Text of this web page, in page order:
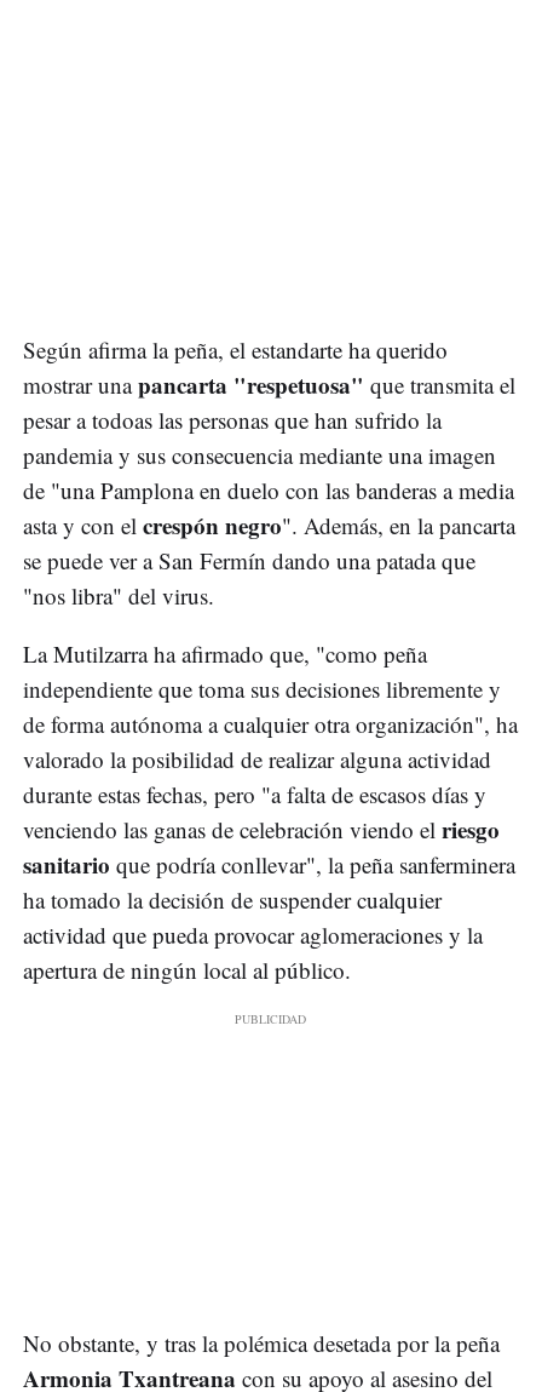
Según afirma la peña, el estandarte ha querido
mostrar unapancarta "respetuosa" que transmita el
pesar a todoas las personas que han sufrido la
pandemia y sus consecuencia mediante una imagen
de "una Pamplona en duelo con las banderas a media
asta y con el crespón negro". Además, en la pancarta
se puede ver a San Fermín dando una patada que
"nos libra" del virus.
La Mutilzarra ha afirmado que, "como peña
independiente que toma sus decisiones libremente y
de forma autónoma a cualquier otra organización", ha
valorado la posibilidad de realizar alguna actividad
durante estas fechas, pero "a falta de escasos días y
venciendo las ganas de celebración viendo el riesgo
sanitario que podría conllevar", la peña sanferminera
ha tomado la decisión de suspender cualquier
actividad que pueda provocar aglomeraciones y la
apertura de ningún local al público.
No obstante, y tras la polémica desetada por la peña
Armonia Txantreana con su apoyo al asesino del